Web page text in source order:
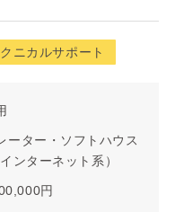
ニカルサポート
ーター・ソフトハウス
ンターネット系）
円